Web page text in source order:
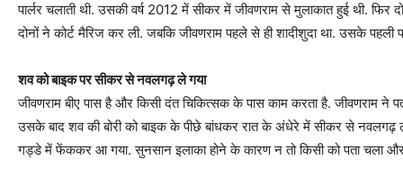
पार्लर चलाती थी. उसकी वर्ष 2012 में सीकर में जीवणराम से मुलाकात हुई थी.
दोनों ने कोर्ट मैरिज कर ली. जबकि जीवणराम पहले से ही शादीशुदा था. उसके
शव को बाइक पर सीकर से नवलगढ़ ले गया
जीवणराम बीए पास है और किसी दंत चिकित्सक के पास काम करता है. जीवणराम ने
उसके बाद शव की बोरी को बाइक के पीछे बांधकर रात के अंधेरे में सीकर से
गड्डे में फेंककर आ गया. सुनसान इलाका होने के कारण न तो किसी को पता चला